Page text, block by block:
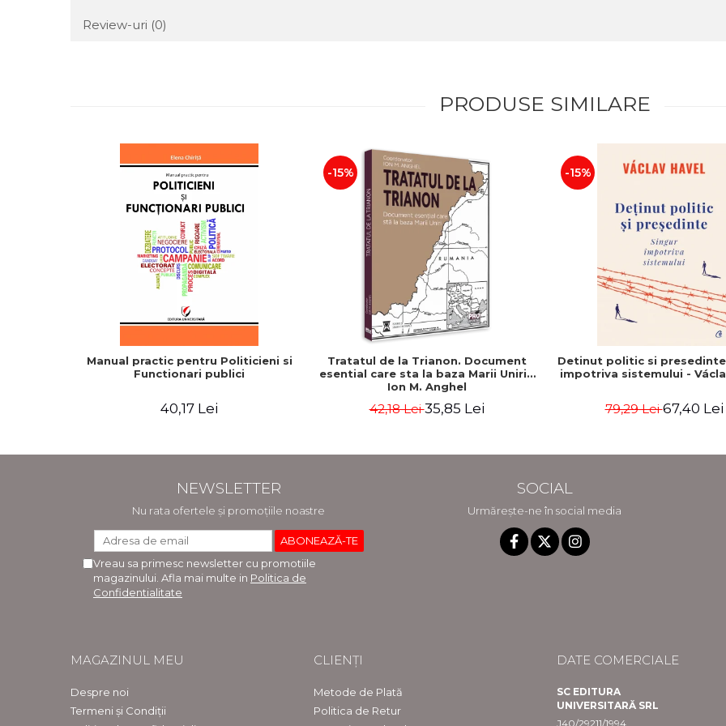
Review-uri (0)
PRODUSE SIMILARE
Manual practic pentru Politicieni si
Functionari publici
40,17 Lei
-15%
Tratatul de la Trianon. Document
esential care sta la baza Marii Uniri -
Ion M. Anghel
42,18 Lei35,85 Lei
-15%
Detinut politic si
impotriva sistemului -
79,29 Lei67,40 Lei
NEWSLETTER
Nu rata ofertele și promoțiile noastre
Vreau sa primesc newsletter cu promotiile
magazinului. Afla mai multe in Politica de
Confidentialitate
SOCIAL
Urmărește-ne în social media
MAGAZINUL MEU
Despre noi
Termeni și Condiții
CLIENȚI
Metode de Plată
Politica de Retur
DATE COMERCIALE
SC EDITURA
UNIVERSITARĂ SRL
J40/29211/1994